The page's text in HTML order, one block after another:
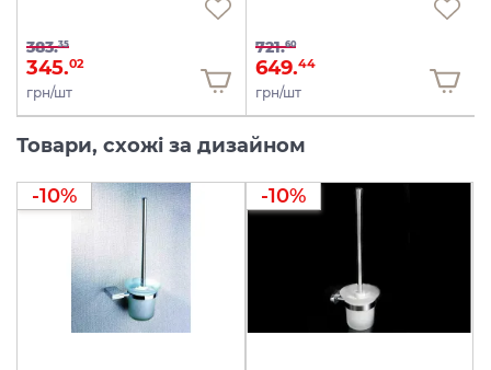
383.35
345.02
грн/шт
721.60
649.44
грн/шт
Товари, схожі за дизайном
-10% -10%